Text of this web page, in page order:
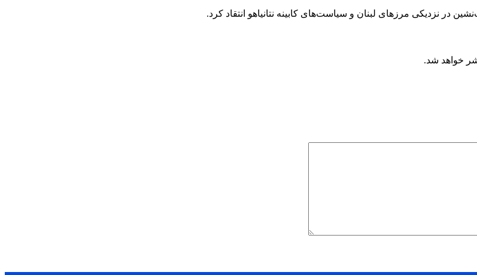
نزدیکی مرزهای لبنان و سیاست‌های کابینه نتانیاهو انتقاد کرد.
خواهد شد.